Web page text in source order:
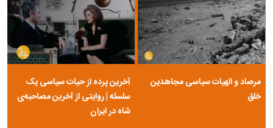
مرصاد و الهیات سیاسی مجاهدین
خلق
آخرین پرده از حیات سیاسی یک
سلسله | روایتی از آخرین مصاحبه‌ی
شاه در ایران